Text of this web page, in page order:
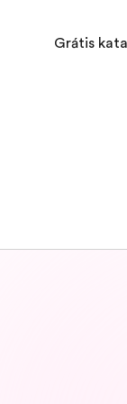
Grátis